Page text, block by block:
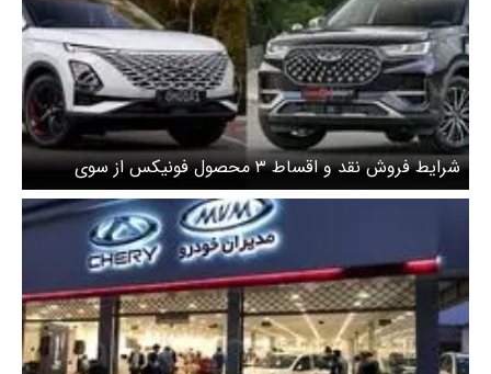
شرایط فروش نقد و اقساط ۳ محصول فونیکس از سوی
مدیران خودرو ویژه